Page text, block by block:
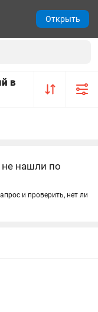
в
нашли по
и проверить, нет ли
Открыть